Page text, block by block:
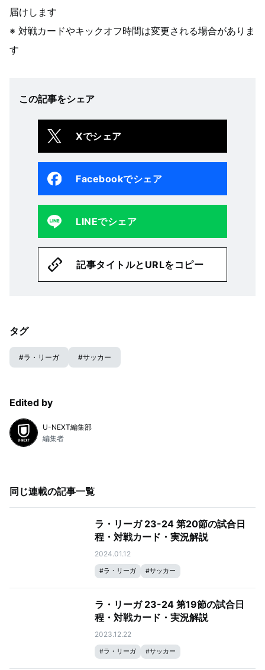
届けします
※ 対戦カードやキックオフ時間は変更される場合がありま
す
この記事をシェア
Xでシェア
Facebookでシェア
LINEでシェア
記事タイトルとURLをコピー
タグ
#ラ・リーガ #サッカー
Edited by
U-NEXT編集部
編集者
同じ連載の記事一覧
ラ・リーガ 23-24 第20節の試合日
程・対戦カード・実況解説
2024.01.12
#ラ・リーガ #サッカー
ラ・リーガ 23-24 第19節の試合日
程・対戦カード・実況解説
2023.12.22
#ラ・リーガ #サッカー